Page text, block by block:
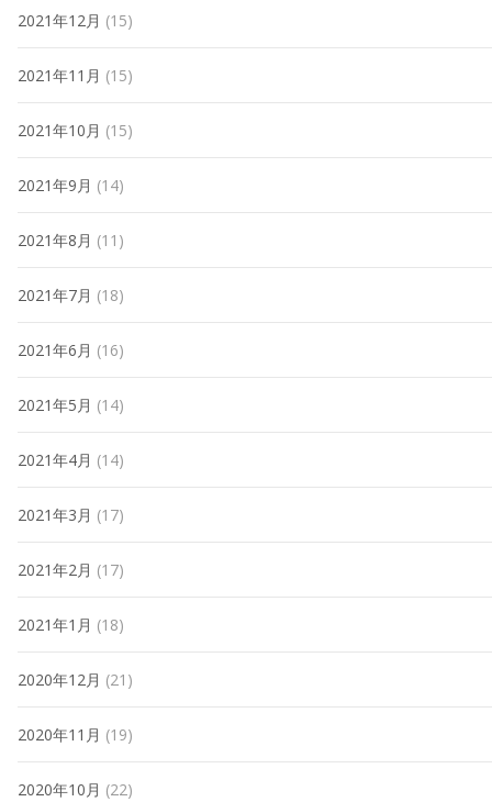
2021年12月 (15)
2021年11月 (15)
2021年10月 (15)
2021年9月 (14)
2021年8月 (11)
2021年7月 (18)
2021年6月 (16)
2021年5月 (14)
2021年4月 (14)
2021年3月 (17)
2021年2月 (17)
2021年1月 (18)
2020年12月 (21)
2020年11月 (19)
2020年10月 (22)